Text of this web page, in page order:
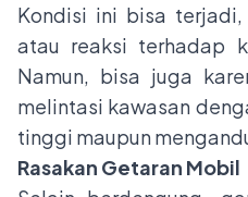
Kondisi ini bisa
atau reaksi terhadap
Namun, bisa juga
melintasi kawasan
tinggi maupun
Rasakan Getaran Mobil